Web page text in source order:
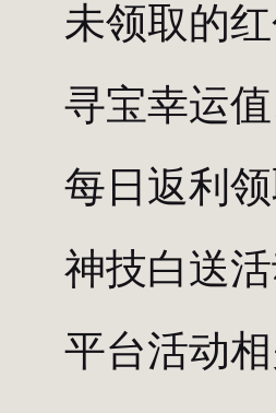
未领取的
寻宝幸运
每日返利
神技白送
平台活动